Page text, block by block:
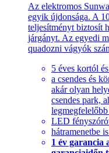
Az elektromos
egyik újdonsága. A
teljesítményt biztosít
járgányt. Az egyedi
quadozni vágyók
5 éves kortól
a csendes és
akár olyan
csendes park,
legmegfelelőbb
LED
hátramenetbe
1 év garancia